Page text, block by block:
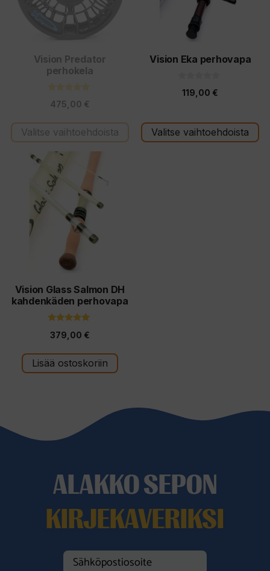
Vision Predator
perhokela
5:stä
475,00 €
Valitse vaihtoehdoista
Voit
tehdä
tuotteen
Vision Eka perhovapa
ä
119,00 €
Valitse vaihtoehdoista
tuotteen
Vision Glass Salmon DH
kahdenkäden perhovapa
5:stä
379,00 €
Lisää ostoskoriin
ALAKKO SEPON
KIRJEKAVERIKSI